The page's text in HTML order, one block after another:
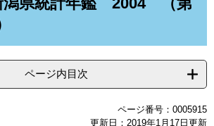
ページ内目次
ページ番号：0005915
更新日：2019年1月17日更新